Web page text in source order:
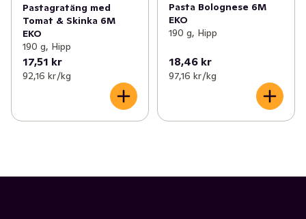
Pastagratäng med
Tomat & Skinka 6M
EKO
190 g, Hipp
17,51 kr
92,16 kr /kg
Pasta Bolognese 6M
EKO
190 g, Hipp
18,46 kr
97,16 kr /kg